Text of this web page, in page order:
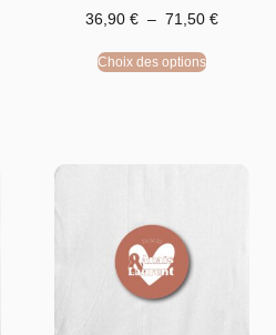
36,90 € – 71,50 €
Choix des options